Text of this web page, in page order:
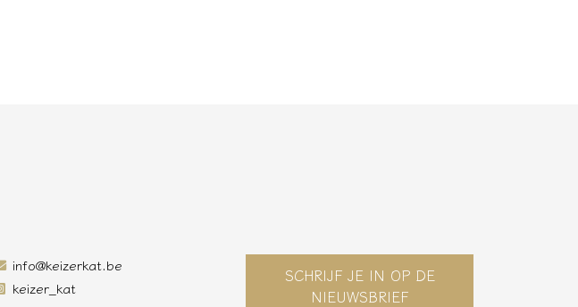
info@keizerkat.be
keizer_kat
SCHRIJF JE IN OP DE
NIEUWSBRIEF